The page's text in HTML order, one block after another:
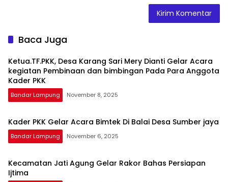
Baca Juga
Ketua.TF.PKK, Desa Karang Sari Mery Dianti Gelar Acara
kegiatan Pembinaan dan bimbingan Pada Para Anggota
Kader PKK
Bandar Lampung November 8, 2025
Kader PKK Gelar Acara Bimtek Di Balai Desa Sumber jaya
Bandar Lampung November 6, 2025
Kecamatan Jati Agung Gelar Rakor Bahas Persiapan
Ijtima